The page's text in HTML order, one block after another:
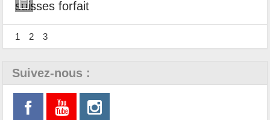
1 2 3
Suivez-nous :